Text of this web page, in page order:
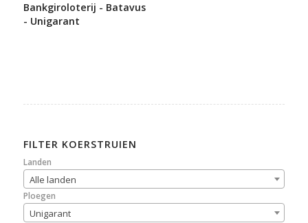
Bankgiroloterij - Batavus
- Unigarant
FILTER KOERSTRUIEN
Landen
Alle landen
Ploegen
Unigarant